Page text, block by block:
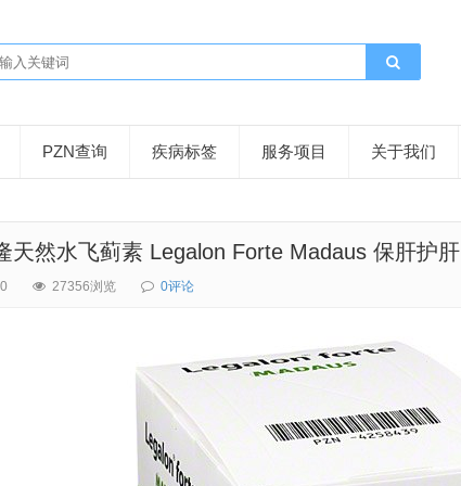
PZN查询 疾病标签 服务项目 关于我们
天然水飞蓟素 Legalon Forte Madaus 保肝护肝
27356浏览 0评论